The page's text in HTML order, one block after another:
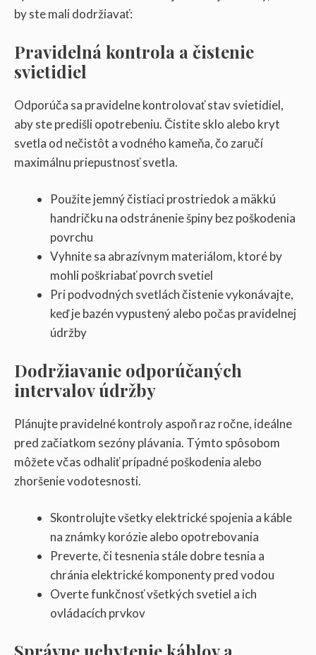
by ste mali dodržiavať:
Pravidelná kontrola a čistenie
svietidiel
Odporúča sa pravidelne kontrolovať stav svietidiel,
aby ste predišli opotrebeniu. Čistite sklo alebo kryt
svetla od nečistôt a vodného kameňa, čo zaručí
maximálnu priepustnosť svetla.
Použite jemný čistiaci prostriedok a mäkkú
handričku na odstránenie špiny bez poškodenia
povrchu
Vyhnite sa abrazívnym materiálom, ktoré by
mohli poškriabať povrch svetiel
Pri podvodných svetlách čistenie vykonávajte,
keď je bazén vypustený alebo počas pravidelnej
údržby
Dodržiavanie odporúčaných
intervalov údržby
Plánujte pravidelné kontroly aspoň raz ročne, ideálne
pred začiatkom sezóny plávania. Týmto spôsobom
môžete včas odhaliť prípadné poškodenia alebo
zhoršenie vodotesnosti.
Skontrolujte všetky elektrické spojenia a káble
na známky korózie alebo opotrebovania
Preverte, či tesnenia stále dobre tesnia a
chránia elektrické komponenty pred vodou
Overte funkčnosť všetkých svetiel a ich
ovládacích prvkov
Správne uchytenie káblov a